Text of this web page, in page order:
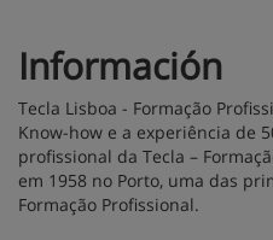
Información
Tecla Lisboa - Formação
Know-how e a experiência de
profissional da Tecla –
em 1958 no Porto, uma das
Formação Profissional.